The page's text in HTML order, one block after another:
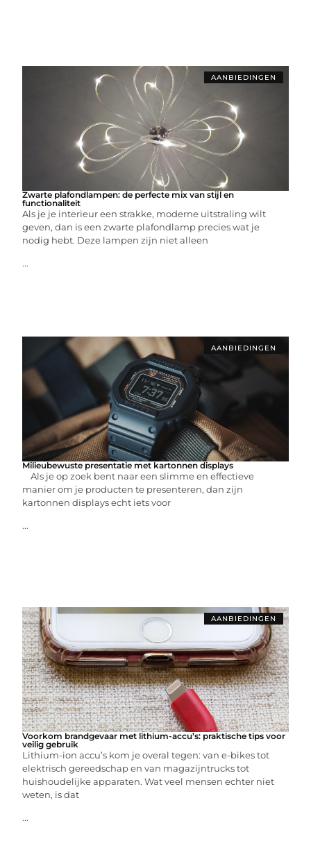
AANBIEDINGEN
Zwarte plafondlampen: de perfecte mix van stijl en
functionaliteit
Als je je interieur een strakke, moderne uitstraling wilt
geven, dan is een zwarte plafondlamp precies wat je
nodig hebt. Deze lampen zijn niet alleen
...
AANBIEDINGEN
Milieubewuste presentatie met kartonnen displays
Als je op zoek bent naar een slimme en effectieve
manier om je producten te presenteren, dan zijn
kartonnen displays echt iets voor
...
AANBIEDINGEN
Voorkom brandgevaar met lithium-accu’s: praktische tips voor
veilig gebruik
Lithium-ion accu’s kom je overal tegen: van e-bikes tot
elektrisch gereedschap en van magazijntrucks tot
huishoudelijke apparaten. Wat veel mensen echter niet
weten, is dat
...